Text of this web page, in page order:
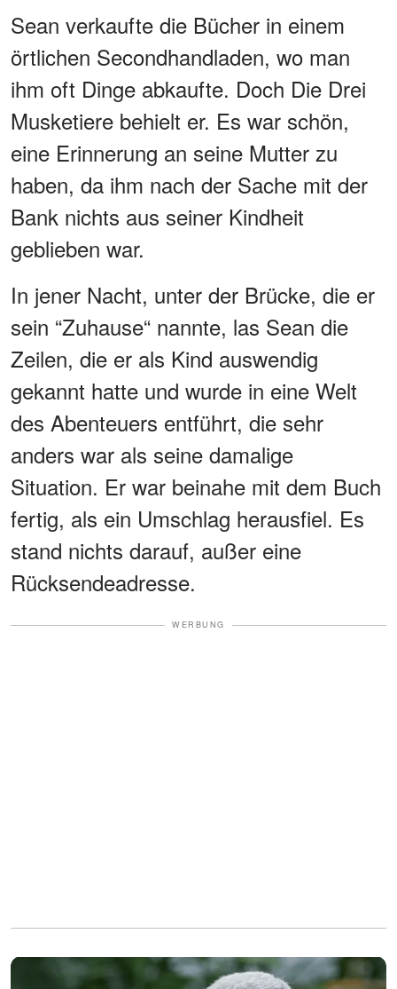
Sean verkaufte die Bücher in einem
örtlichen Secondhandladen, wo man
ihm oft Dinge abkaufte. Doch Die Drei
Musketiere behielt er. Es war schön,
eine Erinnerung an seine Mutter zu
haben, da ihm nach der Sache mit der
Bank nichts aus seiner Kindheit
geblieben war.
In jener Nacht, unter der Brücke, die er
sein “Zuhause“ nannte, las Sean die
Zeilen, die er als Kind auswendig
gekannt hatte und wurde in eine Welt
des Abenteuers entführt, die sehr
anders war als seine damalige
Situation. Er war beinahe mit dem Buch
fertig, als ein Umschlag herausfiel. Es
stand nichts darauf, außer eine
Rücksendeadresse.
WERBUNG